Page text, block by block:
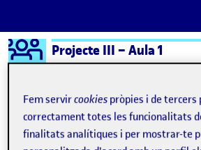
Saltar al contingut
Logo Ágora
Projecte III – Aula 1
Semestre 20241 - Aula 1 La gente del
Fem servircookies pròpies i de
correctament totes les funcionalitats
finalitats analítiques i per mostrar-te